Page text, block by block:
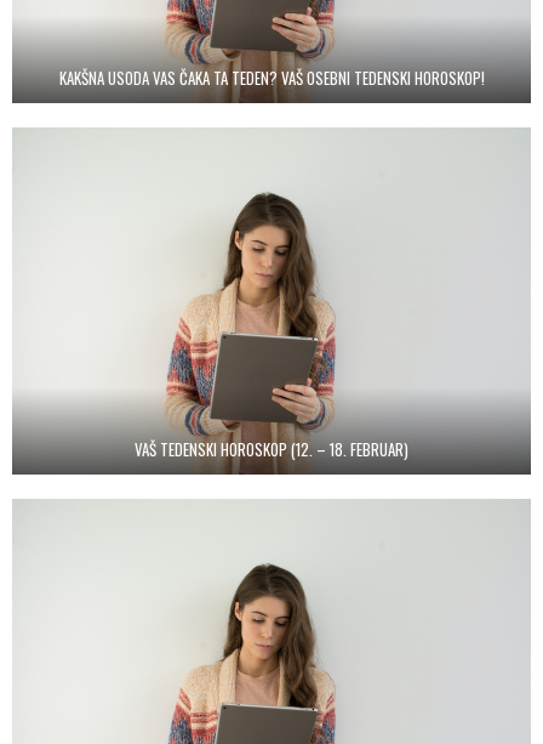
KAKŠNA USODA VAS ČAKA TA TEDEN? VAŠ OSEBNI TEDENSKI HOROSKOP!
VAŠ TEDENSKI HOROSKOP (12. – 18. FEBRUAR)